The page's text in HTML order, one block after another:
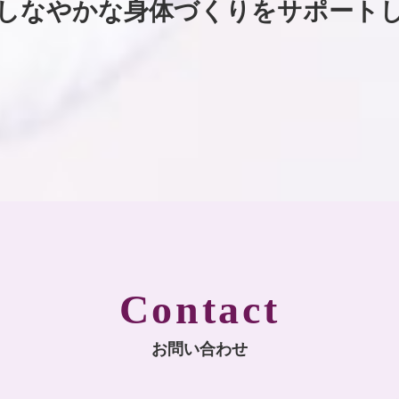
なやかな身体づくりをサポート
Contact
お問い合わせ